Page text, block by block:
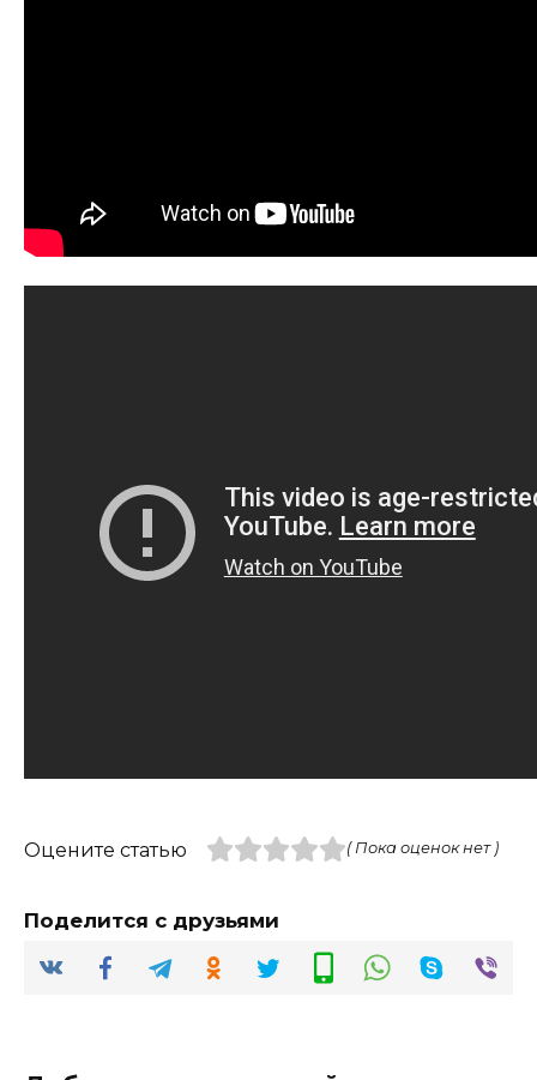
Оцените статью ( Пока оценок нет )
Поделится с друзьями